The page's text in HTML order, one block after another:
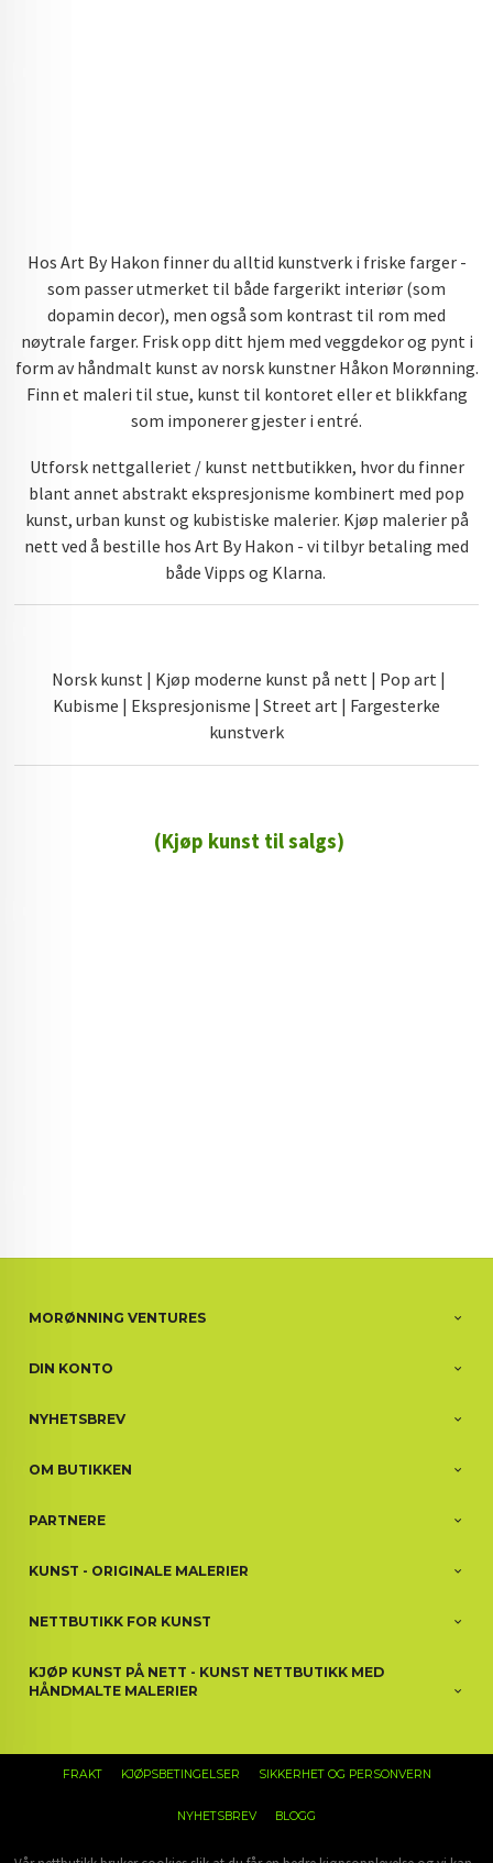
Hos Art By Hakon finner du alltid kunstverk i friske farger -
som passer utmerket til både fargerikt interiør (som
dopamin decor), men også som kontrast til rom med
nøytrale farger. Frisk opp ditt hjem med veggdekor og pynt i
form av håndmalt kunst av norsk kunstner Håkon Morønning.
Finn et maleri til stue, kunst til kontoret eller et blikkfang
som imponerer gjester i entré.
Utforsk nettgalleriet / kunst nettbutikken, hvor du finner
blant annet abstrakt ekspresjonisme kombinert med pop
kunst, urban kunst og kubistiske malerier. Kjøp malerier på
nett ved å bestille hos Art By Hakon - vi tilbyr betaling med
både Vipps og Klarna.
Norsk kunst | Kjøp moderne kunst på nett | Pop art |
Kubisme | Ekspresjonisme | Street art | Fargesterke
kunstverk
(Kjøp kunst til salgs)
MORØNNING VENTURES
DIN KONTO
NYHETSBREV
OM BUTIKKEN
PARTNERE
KUNST - ORIGINALE MALERIER
NETTBUTIKK FOR KUNST
KJØP KUNST PÅ NETT - KUNST NETTBUTIKK MED
HÅNDMALTE MALERIER
FRAKT KJØPSBETINGELSER SIKKERHET OG PERSONVERN
NYHETSBREV BLOGG